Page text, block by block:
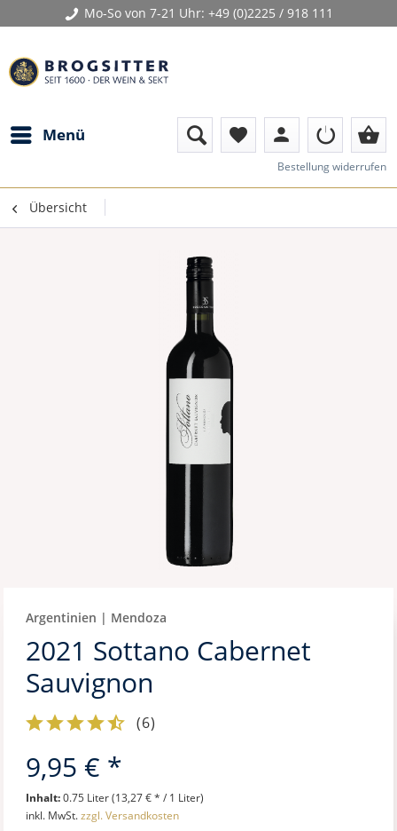
Mo-So von 7-21 Uhr: +49 (0)2225 / 918 111
Menü favorite person shopping_basket
Bestellung widerrufen
Übersicht
Argentinien | Mendoza
2021 Sottano Cabernet
Sauvignon
(6)
9,95 € *
Inhalt:0.75 Liter (13,27 € * / 1 Liter)
inkl. MwSt.zzgl. Versandkosten